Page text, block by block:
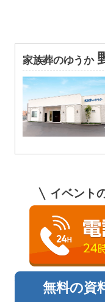
家族葬のゆうか
イベント
相談無料
無料の資